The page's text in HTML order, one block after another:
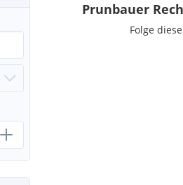
Prunbauer
Folge